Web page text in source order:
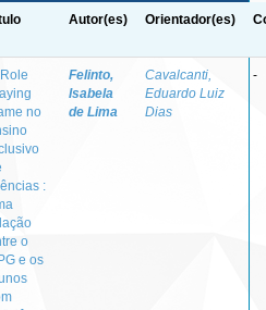
Autor(es) Orientador(es)
no
:
o
e os
Felinto,
Isabela
de Lima
Cavalcanti,
Eduardo Luiz
Dias
-